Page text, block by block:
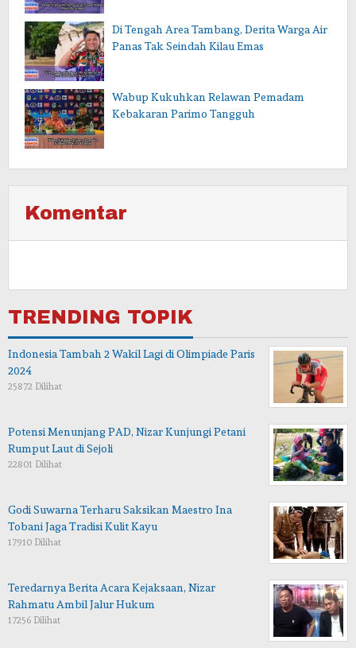
Di Tengah Area Tambang, Derita Warga Air
Panas Tak Seindah Kilau Emas
Wabup Kukuhkan Relawan Pemadam
Kebakaran Parimo Tangguh
Komentar
TRENDING TOPIK
Indonesia Tambah 2 Wakil Lagi di Olimpiade Paris
2024
25872 Dilihat
Potensi Menunjang PAD, Nizar Kunjungi Petani
Rumput Laut di Sejoli
22801 Dilihat
Godi Suwarna Terharu Saksikan Maestro Ina
Tobani Jaga Tradisi Kulit Kayu
17910 Dilihat
Teredarnya Berita Acara Kejaksaan, Nizar
Rahmatu Ambil Jalur Hukum
17256 Dilihat